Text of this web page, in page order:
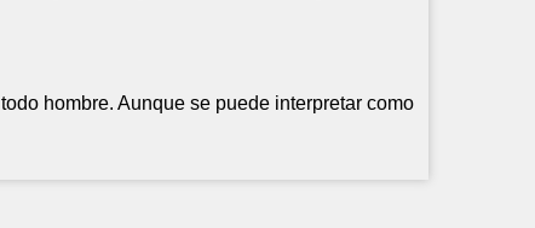
hombre. Aunque se puede interpretar como